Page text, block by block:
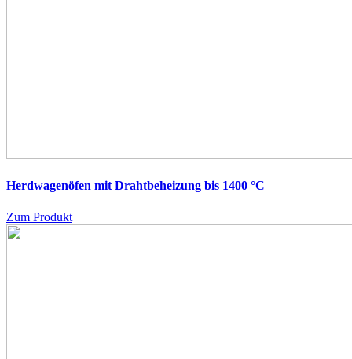
Herdwagenöfen mit Drahtbeheizung bis 1400 °C
Zum Produkt